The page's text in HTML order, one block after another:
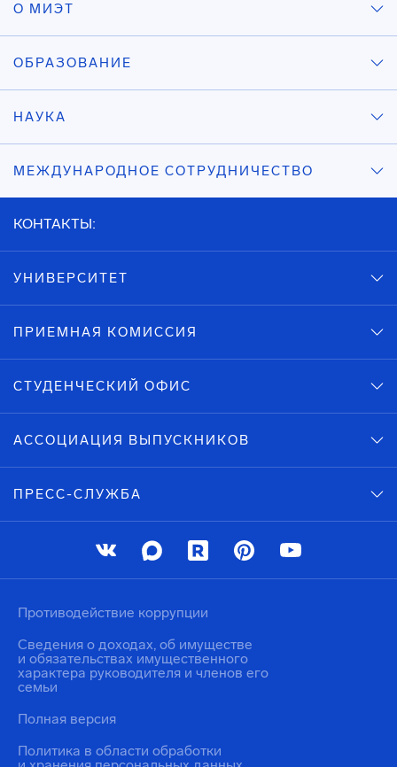
О МИЭТ
ОБРАЗОВАНИЕ
НАУКА
МЕЖДУНАРОДНОЕ СОТРУДНИЧЕСТВО
КОНТАКТЫ:
УНИВЕРСИТЕТ
ПРИЕМНАЯ КОМИССИЯ
СТУДЕНЧЕСКИЙ ОФИС
АССОЦИАЦИЯ ВЫПУСКНИКОВ
ПРЕСС-СЛУЖБА
Политика в области обработки
Противодействие коррупции
Сведения о доходах, об имуществе
и обязательствах имущественного
характера руководителя и членов его
семьи
Полная версия